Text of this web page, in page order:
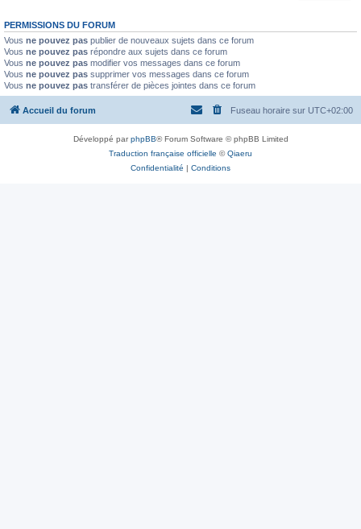
PERMISSIONS DU FORUM
Vous ne pouvez pas publier de nouveaux sujets dans ce forum
Vous ne pouvez pas répondre aux sujets dans ce forum
Vous ne pouvez pas modifier vos messages dans ce forum
Vous ne pouvez pas supprimer vos messages dans ce forum
Vous ne pouvez pas transférer de pièces jointes dans ce forum
Accueil du forum Fuseau horaire sur UTC+02:00
Développé parphpBB® Forum Software © phpBB Limited
Traduction française officielle ©Qiaeru
Confidentialité | Conditions